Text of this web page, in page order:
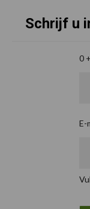
Schrijf u
0
E-